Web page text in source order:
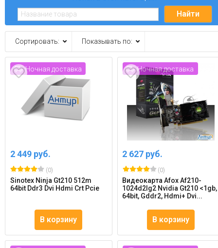
Сортировать: Показывать по:
Ночная доставка
2 449 руб.
(0)
Sinotex Ninja Gt210 512m
64bit Ddr3 Dvi Hdmi Crt Pcie
В корзину
Ночная доставка
2 627 руб.
(0)
Видеокарта Afox Af210-
1024d2lg2 Nvidia Gt210 <1gb,
64bit, Gddr2, Hdmi+ Dvi...
В корзину